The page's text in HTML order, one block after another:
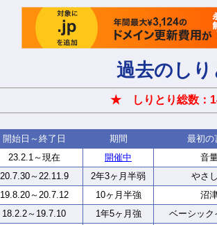
過去のしり
★ しりとり総数
開始日～終了日 期間 最初の
23.2.1～現在 開催中 音
20.7.30～22.11.9 2年3ヶ月半弱 やさ
19.8.20～20.7.12 10ヶ月半強 沼
18.2.2～19.7.10 1年5ヶ月強 ベーシック